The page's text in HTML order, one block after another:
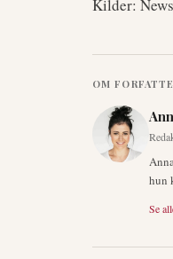
Kilder:
OM
hun
Se